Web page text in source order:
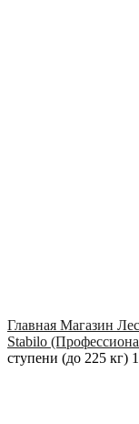
Главная Магазин
Stabilo
ступени (до 225 кг)